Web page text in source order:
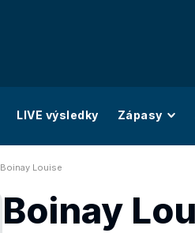
LIVE výsledky Zápasy
Boinay Louise
Boinay